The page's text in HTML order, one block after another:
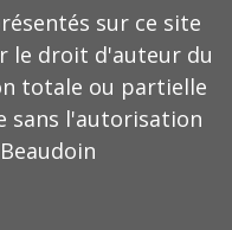
sur ce site
le droit d'auteur du
totale ou partielle
sans l'autorisation